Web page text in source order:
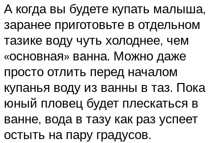
А когда вы будете купать малыша,
заранее приготовьте в отдельном
тазике воду чуть холоднее, чем
«основная» ванна. Можно даже
просто отлить перед началом
купанья воду из ванны в таз. Пока
юный пловец будет плескаться в
ванне, вода в тазу как раз успеет
остыть на пару градусов.